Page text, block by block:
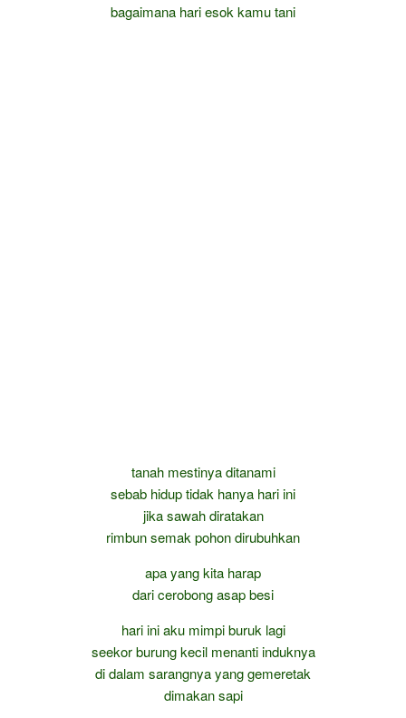
bagaimana hari esok kamu tani
tanah mestinya ditanami
sebab hidup tidak hanya hari ini
jika sawah diratakan
rimbun semak pohon dirubuhkan
apa yang kita harap
dari cerobong asap besi
hari ini aku mimpi buruk lagi
seekor burung kecil menanti induknya
di dalam sarangnya yang gemeretak
dimakan sapi